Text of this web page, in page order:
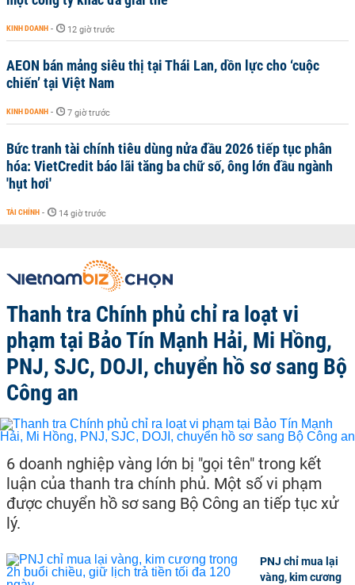
KINH DOANH - 12 giờ trước
AEON bán mảng siêu thị tại Thái Lan, dồn lực cho ‘cuộc
chiến’ tại Việt Nam
KINH DOANH - 7 giờ trước
Bức tranh tài chính tiêu dùng nửa đầu 2026 tiếp tục phân
hóa: VietCredit báo lãi tăng ba chữ số, ông lớn đầu ngành
'hụt hơi'
TÀI CHÍNH - 14 giờ trước
Thanh tra Chính phủ chỉ ra loạt vi
phạm tại Bảo Tín Mạnh Hải, Mi Hồng,
PNJ, SJC, DOJI, chuyển hồ sơ sang Bộ
Công an
6 doanh nghiệp vàng lớn bị "gọi tên" trong kết
luận của thanh tra chính phủ. Một số vi phạm
được chuyển hồ sơ sang Bộ Công an tiếp tục xử
lý.
PNJ chỉ mua lại
vàng, kim cương